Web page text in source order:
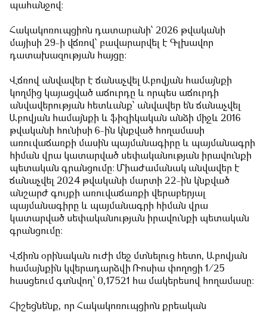
պահանջով։
Հակակոռուպցիոն դատարանի՝ 2026 թվականի
մայիսի 29-ի վճռով՝ բավարարվել է Գլխավոր
դատախազության հայցը:
Վճռով անվավեր է ճանաչվել Աբովյան համայնքի
կողմից կայացված աճուրդը և որպես աճուրդի
անվավերության հետևանք՝ անվավեր են ճանաչվել
Աբովյան համայնքի և ֆիզիկական անձի միջև 2016
թվականի հունիսի 6-ին կնքված հողամասի
առուվաճառքի մասին պայմանագիրը և պայմանագրի
հիման վրա կատարված սեփականության իրավունքի
պետական գրանցումը: Միաժամանակ անվավեր է
ճանաչվել 2024 թվականի մարտի 22-ին կնքված
անշարժ գույքի առուվաճառքի վերաբերյալ
պայմանագիրը և պայմանագրի հիման վրա
կատարված սեփականության իրավունքի պետական
գրանցումը:
Վճիռն օրինական ուժի մեջ մտնելուց հետո, Աբովյան
համայնքին կվերադարձվի Ռոսիա փողոցի 1/25
հասցեում գտնվող՝ 0,17521 հա մակերեսով հողամասը:
Հիշեցնենք, որ Հակակոռուպցիոն քրեական